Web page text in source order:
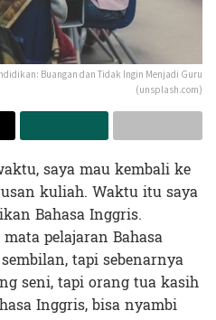
Buangan dan Tidak Ingin Menjadi Guru
(unsplash.com)
saya mau kembali ke
kuliah. Waktu itu saya
Bahasa Inggris.
pelajaran Bahasa
tapi sebenarnya
seni, tapi orang tua kasih
Inggris, bisa nyambi